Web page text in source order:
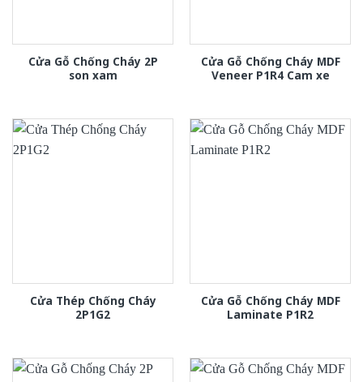
Cửa Gỗ Chống Cháy 2P
son xam
Cửa Gỗ Chống Cháy MDF
Veneer P1R4 Cam xe
Cửa Thép Chống Cháy
2P1G2
Cửa Gỗ Chống Cháy MDF
Laminate P1R2